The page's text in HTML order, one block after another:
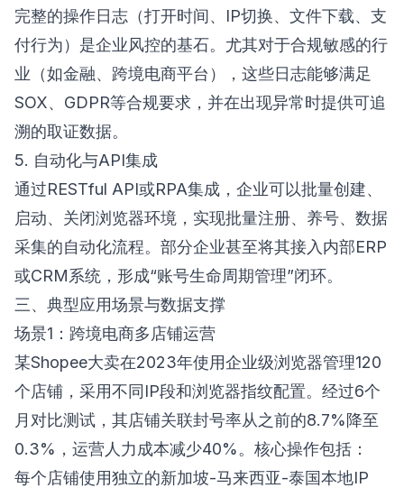
完整的操作日志（打开时间、IP切换、文件下载、支
付行为）是企业风控的基石。尤其对于合规敏感的行
业（如金融、跨境电商平台），这些日志能够满足
SOX、GDPR等合规要求，并在出现异常时提供可追
溯的取证数据。
5. 自动化与API集成
通过RESTful API或RPA集成，企业可以批量创建、
启动、关闭浏览器环境，实现批量注册、养号、数据
采集的自动化流程。部分企业甚至将其接入内部ERP
或CRM系统，形成“账号生命周期管理”闭环。
三、典型应用场景与数据支撑
场景1：跨境电商多店铺运营
某Shopee大卖在2023年使用企业级浏览器管理120
个店铺，采用不同IP段和浏览器指纹配置。经过6个
月对比测试，其店铺关联封号率从之前的8.7%降至
0.3%，运营人力成本减少40%。核心操作包括：
每个店铺使用独立的新加坡-马来西亚-泰国本地IP